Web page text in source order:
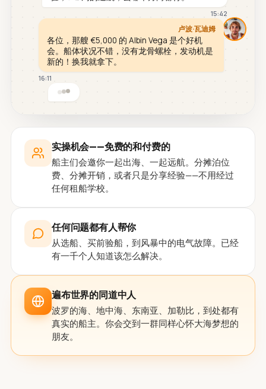
15:42
卢波·瓦迪姆
各位，那艘 €5,000 的 Albin Vega 是个好机
会。船体状况不错，没有龙骨螺栓，发动机是
新的！换我就拿下。
16:11
实操机会——免费的和付费的
船主们会邀你一起出海、一起远航。分摊泊位
费、分摊开销，或者只是分享经验——不用经过
任何租船学校。
任何问题都有人帮你
从选船、买前验船，到风暴中的电气故障。已经
有一千个人知道该怎么解决。
遍布世界的同道中人
波罗的海、地中海、东南亚、加勒比，到处都有
真实的船主。你会交到一群同样心怀大海梦想的
朋友。